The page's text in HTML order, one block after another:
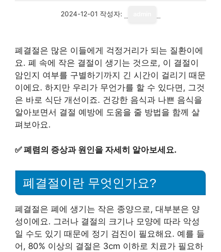
2024-12-01 작성자:
폐결절은 많은 이들에게 걱정거리가 되는 질환이에
요. 폐 속에 작은 결절이 생기는 것으로, 이 결절이
암인지 여부를 구별하기까지 긴 시간이 걸리기 때문
이에요. 하지만 우리가 무언가를 할 수 있다면, 그것
은 바로 식단 개선이죠. 건강한 음식과 나쁜 음식을
알아보면서 결절 예방에 도움을 줄 방법을 함께 살
펴보아요.
✅폐렴의 증상과 원인을 자세히 알아보세요.
폐결절이란 무엇인가요?
폐결절은 폐에 생기는 작은 종양으로, 대부분은 양
성이에요. 그러나 결절의 크기나 모양에 따라 악성
일 수도 있기 때문에 정기 검진이 필요해요. 예를 들
어, 80% 이상의 결절은 3cm 이하로 치료가 필요하